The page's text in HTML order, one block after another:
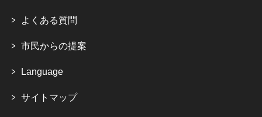
よくある質問
市民からの提案
Language
サイトマップ